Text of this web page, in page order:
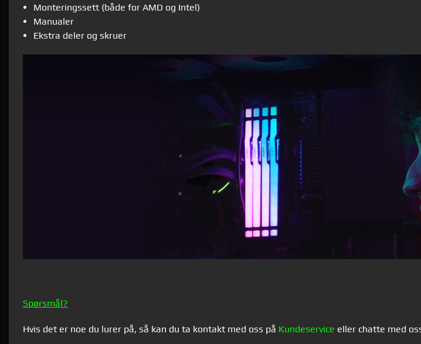
Monteringssett (både for AMD og Intel)
Manualer
Ekstra deler og skruer
Spørsmål?
Hvis det er noe du lurer på, så kan du ta kontakt med oss på Kundeservice eller chatte med